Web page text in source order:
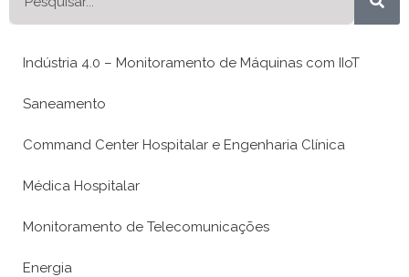
Indústria 4.0 – Monitoramento de Máquinas com IIoT
Saneamento
Command Center Hospitalar e Engenharia Clínica
Médica Hospitalar
Monitoramento de Telecomunicações
Energia